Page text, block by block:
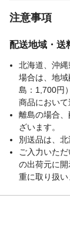
注意事項
配送地域・送
北海道、沖
場合は、地
島：1,700円
商品において
離島の場合
ざいます。
別送品は、
ご入力いた
の出荷元に
重に取り扱い